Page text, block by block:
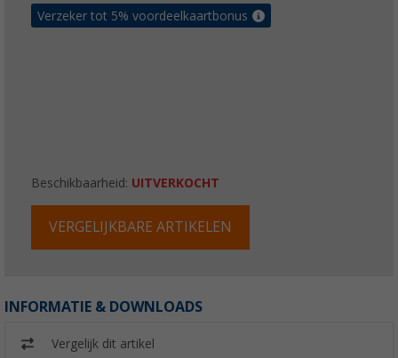
Verzeker tot 5% voordeelkaartbonus
Beschikbaarheid: UITVERKOCHT
VERGELIJKBARE ARTIKELEN
INFORMATIE & DOWNLOADS
Vergelijk dit artikel